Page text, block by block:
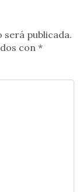
publicada.
con *